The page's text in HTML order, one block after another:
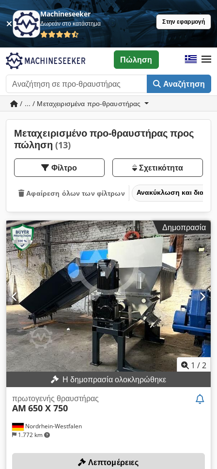
Machineseeker
Δωρεάν στο κατάστημα Στην εφαρμογή
Αναζήτηση
Πώληση
/ ... / Μεταχειρισμένα προ-θραυστήρας
Μεταχειρισμένο προ-θραυστήρας προς
πώληση (13)
Φίλτρο Σχετικότητα
Αφαίρεση όλων των φίλτρων Ανακύκλωση και
Δημοπρασία
1 /2
Η δημοπρασία ολοκληρώθηκε
Nordrhein-Westfalen
1.772 km
πρωτογενής θραυστήρας
AM 650 X 750
Λεπτομέρειες